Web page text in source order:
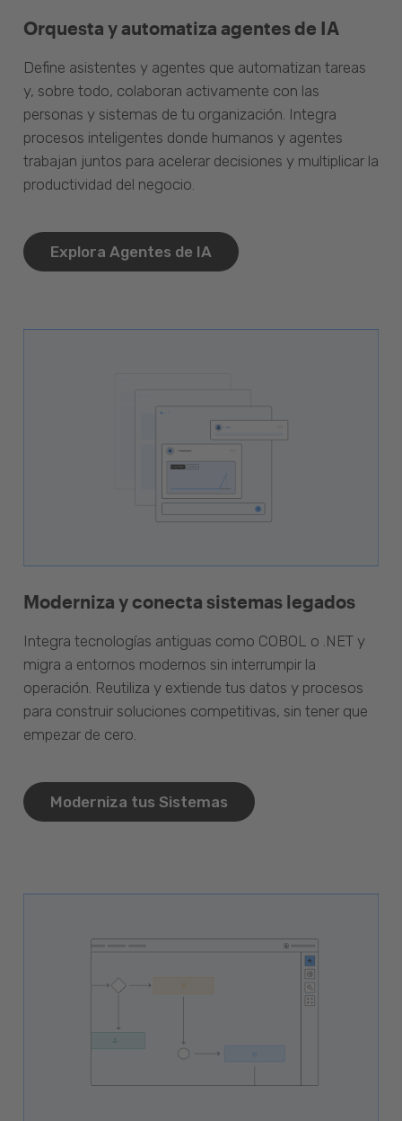
Orquesta y automatiza agentes de IA
Define asistentes y agentes que automatizan tareas
y, sobre todo, colaboran activamente con las
personas y sistemas de tu organización. Integra
procesos inteligentes donde humanos y agentes
trabajan juntos para acelerar decisiones y multiplicar la
productividad del negocio.
Explora Agentes de IA
Moderniza y conecta sistemas legados
Integra tecnologías antiguas como COBOL o .NET y
migra a entornos modernos sin interrumpir la
operación. Reutiliza y extiende tus datos y procesos
para construir soluciones competitivas, sin tener que
empezar de cero.
Moderniza tus Sistemas